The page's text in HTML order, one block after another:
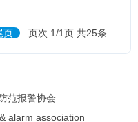
页 页次:1/1页 共25条
范报警协会
alarm association